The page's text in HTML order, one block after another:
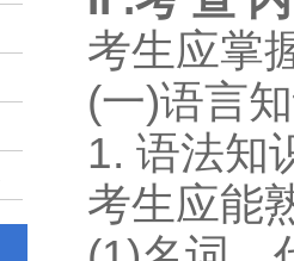
考生应掌
(一)语言
1. 语法知
考生应能